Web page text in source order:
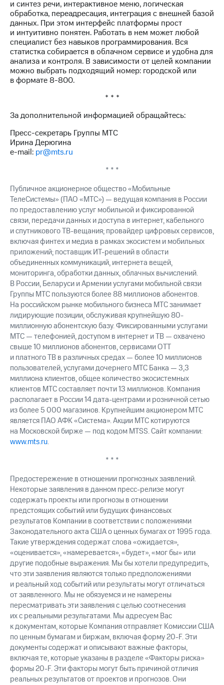
и синтез речи, интерактивное меню, логическая
обработка, переадресация, интеграция с внешней базой
данных. При этом интерфейс платформы прост
и интуитивно понятен. Работать в нем может любой
специалист без навыков программирования. Вся
статистка собирается в облачном сервисе и удобна для
анализа и контроля. В зависимости от целей компании
можно выбрать подходящий номер: городской или
в формате 8-800.
* * *
За дополнительной информацией обращайтесь:
Пресс-секретарь Группы МТС
Ирина Дерюгина
e-mail: pr@mts.ru
* * *
Публичное акционерное общество «Мобильные
ТелеСистемы» (ПАО «МТС») — ведущая компания в России
по предоставлению услуг мобильной и фиксированной
связи, передачи данных и доступа в интернет, кабельного
и спутникового ТВ-вещания; провайдер цифровых сервисов,
включая финтех и медиа в рамках экосистем и мобильных
приложений; поставщик ИТ-решений в области
объединенных коммуникаций, интернета вещей,
мониторинга, обработки данных, облачных вычислений.
В России, Беларуси и Армении услугами мобильной связи
Группы МТС пользуются более 88 миллионов абонентов.
На российском рынке мобильного бизнеса МТС занимает
лидирующие позиции, обслуживая крупнейшую 80-
миллионную абонентскую базу. Фиксированными услугами
МТС — телефонией, доступом в интернет и ТВ — охвачено
свыше 10 миллионов абонентов, сервисами OTT
и платного ТВ в различных средах — более 10 миллионов
пользователей, услугами дочернего МТС Банка — 3,3
миллиона клиентов, общее количество экосистемных
клиентов МТС составляет почти 13 миллионов. Компания
располагает в России 14 дата-центрами и розничной сетью
из более 5 000 магазинов. Крупнейшим акционером МТС
является ПАО АФК «Система». Акции МТС котируются
на Московской бирже — под кодом MTSS. Сайт компании:
www.mts.ru.
* * *
Предостережение в отношении прогнозных заявлений.
Некоторые заявления в данном пресс-релизе могут
содержать проекты или прогнозы в отношении
предстоящих событий или будущих финансовых
результатов Компании в соответствии с положениями
Законодательного акта США о ценных бумагах от 1995 года.
Такие утверждения содержат слова «ожидается»,
«оценивается», «намеревается», «будет», «мог бы» или
другие подобные выражения. Мы бы хотели предупредить,
что эти заявления являются только предположениями
и реальный ход событий или результаты могут отличаться
от заявленного. Мы не обязуемся и не намерены
пересматривать эти заявления с целью соотнесения
их с реальными результатами. Мы адресуем Вас
к документам, которые Компания отправляет Комиссии США
по ценным бумагам и биржам, включая форму 20-F. Эти
документы содержат и описывают важные факторы,
включая те, которые указаны в разделе «Факторы риска»
формы 20-F. Эти факторы могут быть причиной отличия
реальных результатов от проектов и прогнозов. Они